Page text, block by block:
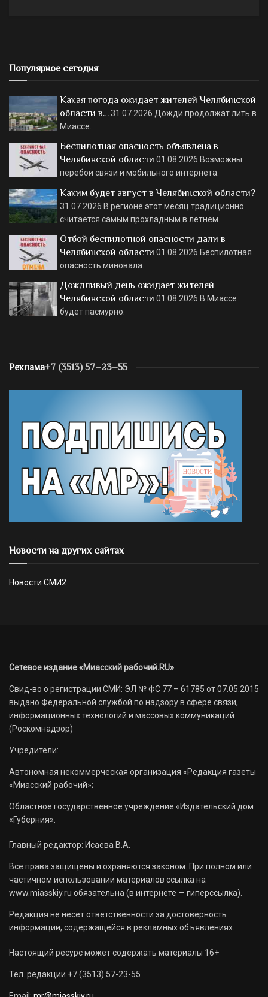
Популярное сегодня
Какая погода ожидает жителей Челябинской
области в…31.07.2026 Дожди продолжат лить в
Миассе.
Беспилотная опасность объявлена в
Челябинской области 01.08.2026 Возможны
перебои связи и мобильного интернета.
Каким будет август в Челябинской области?
31.07.2026 В регионе этот месяц традиционно
считается самым прохладным в летнем…
Отбой беспилотной опасности дали в
Челябинской области 01.08.2026 Беспилотная
опасность миновала.
Дождливый день ожидает жителей
Челябинской области 01.08.2026 В Миассе
будет пасмурно.
Реклама+7 (3513) 57–23–55
Новости на других сайтах
Новости СМИ2
Сетевое издание «Миасский рабочий.RU»
Свид-во о регистрации СМИ: ЭЛ № ФС 77 – 61785 от 07.05.2015
выдано Федеральной службой по надзору в сфере связи,
информационных технологий и массовых коммуникаций
(Роскомнадзор)
Учредители:
Автономная некоммерческая организация «Редакция газеты
«Миасский рабочий»;
Областное государственное учреждение «Издательский дом
«Губерния».
Главный редактор: Исаева В.А.
Все права защищены и охраняются законом. При полном или
частичном использовании материалов ссылка на
www.miasskiy.ru обязательна (в интернете — гиперссылка).
Редакция не несет ответственности за достоверность
информации, содержащейся в рекламных объявлениях.
Настоящий ресурс может содержать материалы 16+
Тел. редакции +7 (3513) 57-23-55